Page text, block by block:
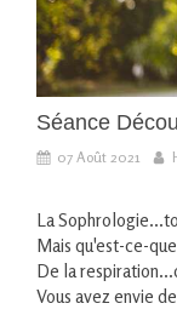
Séance
07 Août 2021
La
Mais qu'est-ce-
De la
Vous avez envie